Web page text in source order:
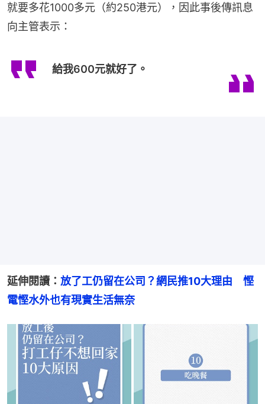
就要多花1000多元（約250港元），因此事後傳訊息
向主管表示：
給我600元就好了。
延伸閱讀： 放了工仍留在公司？網民推10大理由　慳
電慳水外也有現實生活無奈